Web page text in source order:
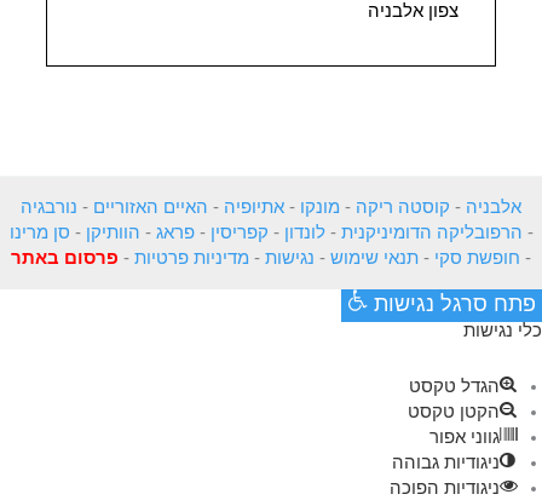
צפון אלבניה
אלבניה - קוסטה ריקה - מונקו - אתיופיה - האיים האזוריים - נורבגיה
- הרפובליקה הדומיניקנית -לונדון - קפריסין -פראג - הוותיקן - סן מרינו
- חופשת סקי - תנאי שימוש - נגישות - מדיניות פרטיות - פרסום באתר
פתח סרגל נגישות
כלי נגישות
הגדל טקסט
הקטן טקסט
גווני אפור
ניגודיות גבוהה
ניגודיות הפוכה